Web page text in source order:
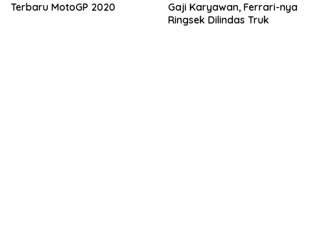
Terbaru MotoGP 2020
Gaji Karyawan, Ferrari-nya
Ringsek Dilindas Truk